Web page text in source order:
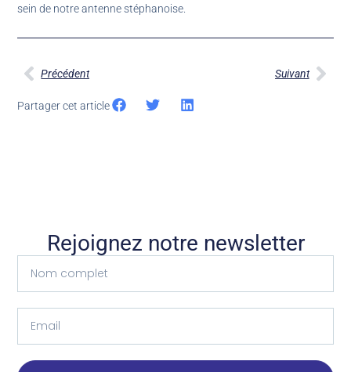
sein de notre antenne stéphanoise.
Précédent Suivant
Partager cet article
Rejoignez notre newsletter